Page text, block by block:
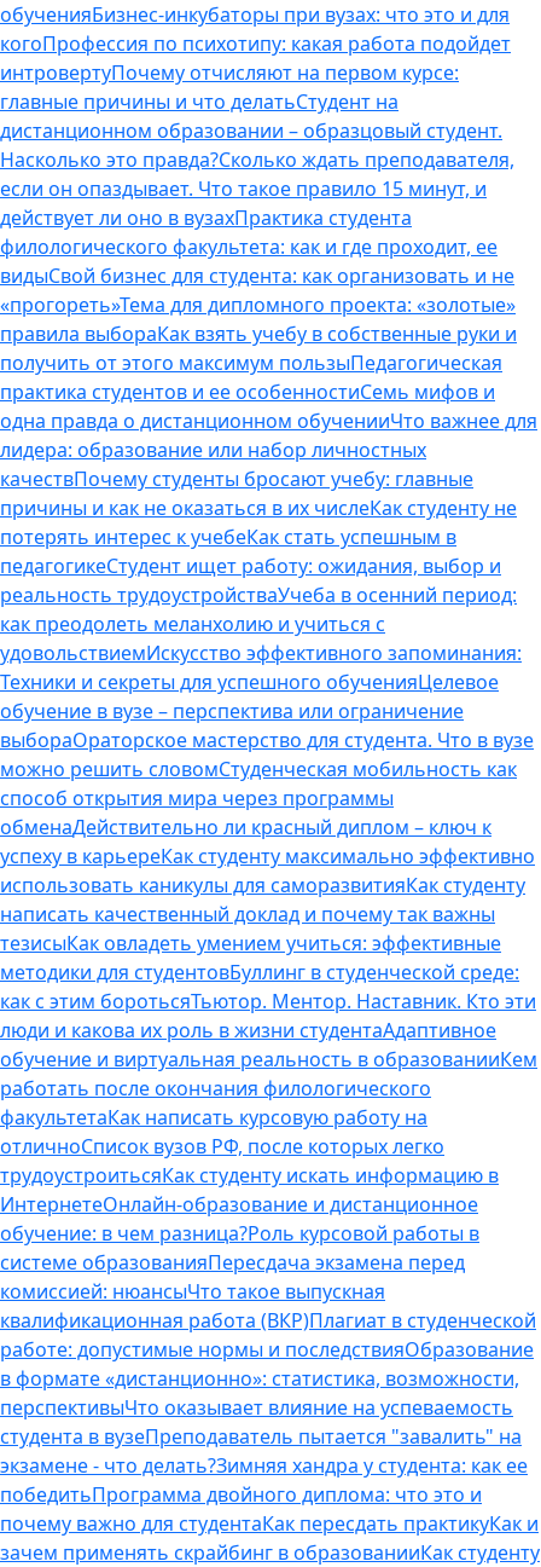
обученияБизнес-инкубаторы при вузах: что это и для
когоПрофессия по психотипу: какая работа подойдет
интровертуПочему отчисляют на первом курсе:
главные причины и что делатьСтудент на
дистанционном образовании – образцовый студент.
Насколько это правда?Сколько ждать преподавателя,
если он опаздывает. Что такое правило 15 минут, и
действует ли оно в вузахПрактика студента
филологического факультета: как и где проходит, ее
видыСвой бизнес для студента: как организовать и не
«прогореть»Тема для дипломного проекта: «золотые»
правила выбораКак взять учебу в собственные руки и
получить от этого максимум пользыПедагогическая
практика студентов и ее особенностиСемь мифов и
одна правда о дистанционном обученииЧто важнее для
лидера: образование или набор личностных
качествПочему студенты бросают учебу: главные
причины и как не оказаться в их числеКак студенту не
потерять интерес к учебеКак стать успешным в
педагогикеСтудент ищет работу: ожидания, выбор и
реальность трудоустройстваУчеба в осенний период:
как преодолеть меланхолию и учиться с
удовольствиемИскусство эффективного запоминания:
Техники и секреты для успешного обученияЦелевое
обучение в вузе – перспектива или ограничение
выбораОраторское мастерство для студента. Что в вузе
можно решить словомСтуденческая мобильность как
способ открытия мира через программы
обменаДействительно ли красный диплом – ключ к
успеху в карьереКак студенту максимально эффективно
использовать каникулы для саморазвитияКак студенту
написать качественный доклад и почему так важны
тезисыКак овладеть умением учиться: эффективные
методики для студентовБуллинг в студенческой среде:
как с этим боротьсяТьютор. Ментор. Наставник. Кто эти
люди и какова их роль в жизни студентаАдаптивное
обучение и виртуальная реальность в образованииКем
работать после окончания филологического
факультетаКак написать курсовую работу на
отличноСписок вузов РФ, после которых легко
трудоустроитьсяКак студенту искать информацию в
ИнтернетеОнлайн-образование и дистанционное
обучение: в чем разница?Роль курсовой работы в
системе образованияПересдача экзамена перед
комиссией: нюансыЧто такое выпускная
квалификационная работа (ВКР)Плагиат в студенческой
работе: допустимые нормы и последствияОбразование
в формате «дистанционно»: статистика, возможности,
перспективыЧто оказывает влияние на успеваемость
студента в вузеПреподаватель пытается "завалить" на
экзамене - что делать?Зимняя хандра у студента: как ее
победитьПрограмма двойного диплома: что это и
почему важно для студентаКак пересдать практикуКак и
зачем применять скрайбинг в образованииКак студенту